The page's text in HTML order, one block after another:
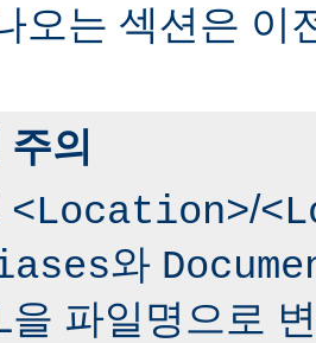
오는 섹션은 이
의
<Location>/
와
을 파일명으로